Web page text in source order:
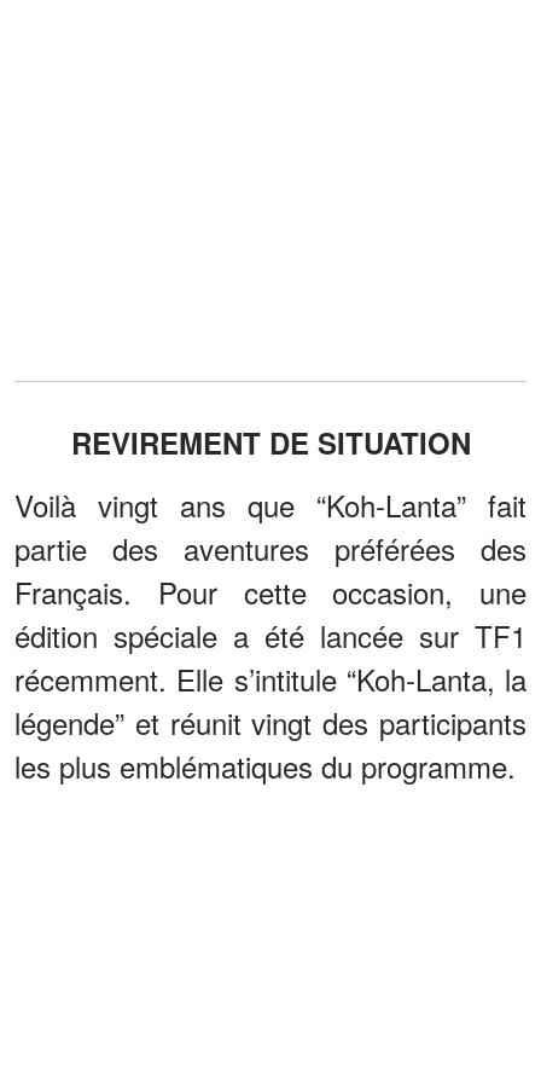
REVIREMENT DE SITUATION
Voilà vingt ans que “Koh-Lanta” fait
partie des aventures préférées des
Français. Pour cette occasion, une
édition spéciale a été lancée sur TF1
récemment. Elle s’intitule “Koh-Lanta, la
légende” et réunit vingt des participants
les plus emblématiques du programme.